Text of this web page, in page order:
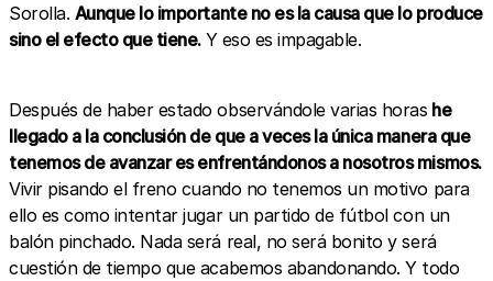
Sorolla. Aunque lo importante no es la causa que lo produce
sino el efecto que tiene. Y eso es impagable.
Después de haber estado observándole varias horas he
llegado a la conclusión de que a veces la única manera que
tenemos de avanzar es enfrentándonos a nosotros mismos.
Vivir pisando el freno cuando no tenemos un motivo para
ello es como intentar jugar un partido de fútbol con un
balón pinchado. Nada será real, no será bonito y será
cuestión de tiempo que acabemos abandonando. Y todo